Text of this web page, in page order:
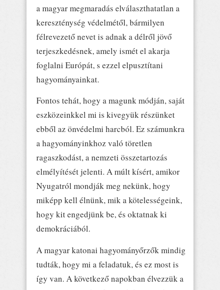
a magyar megmaradás elválaszthatatlan a
kereszténység védelmétől, bármilyen
félrevezető nevet is adnak a délről jövő
terjeszkedésnek, amely ismét el akarja
foglalni Európát, s ezzel elpusztítani
hagyományainkat.
Fontos tehát, hogy a magunk módján, saját
eszközeinkkel mi is kivegyük részünket
ebből az önvédelmi harcból. Ez számunkra
a hagyományinkhoz való töretlen
ragaszkodást, a nemzeti összetartozás
elmélyítését jelenti. A múlt kísért, amikor
Nyugatról mondják meg nekünk, hogy
miképp kell élnünk, mik a kötelességeink,
hogy kit engedjünk be, és oktatnak ki
demokráciából.
A magyar katonai hagyományőrzők mindig
tudták, hogy mi a feladatuk, és ez most is
így van. A következő napokban élvezzük a